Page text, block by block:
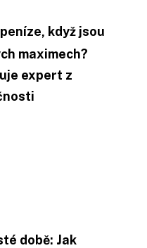
když jsou
maximech?
expert z
době: Jak